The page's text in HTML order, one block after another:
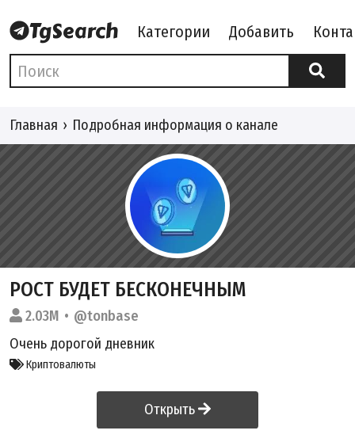
Категории Добавить
Главная Подробная информация о канале
РОСТ БУДЕТ БЕСКОНЕЧНЫМ
2.03M
@tonbase
Очень дорогой дневник
Криптовалюты
Открыть